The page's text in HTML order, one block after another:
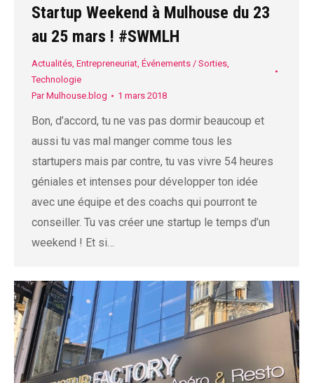
Startup Weekend à Mulhouse du 23
au 25 mars ! #SWMLH
Actualités, Entrepreneuriat, Événements / Sorties,
Technologie
ParMulhouse.blog 1 mars 2018
Bon, d’accord, tu ne vas pas dormir beaucoup et
aussi tu vas mal manger comme tous les
startupers mais par contre, tu vas vivre 54 heures
géniales et intenses pour développer ton idée
avec une équipe et des coachs qui pourront te
conseiller. Tu vas créer une startup le temps d’un
weekend ! Et si…